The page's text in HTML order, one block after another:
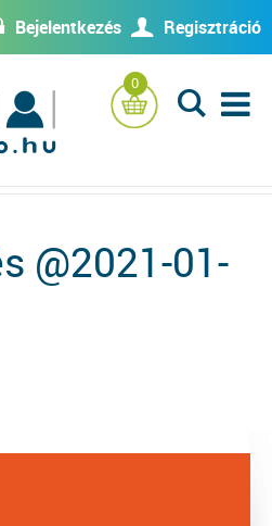
Bejelentkezés U Regisztráció
0
L
@2021-01-